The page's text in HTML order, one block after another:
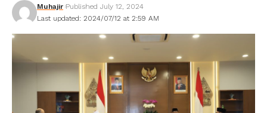
Last updated: 2024/07/12 at 2:59 AM
Muhajir Published July 12, 2024